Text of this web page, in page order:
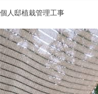
個人邸植栽管理工事